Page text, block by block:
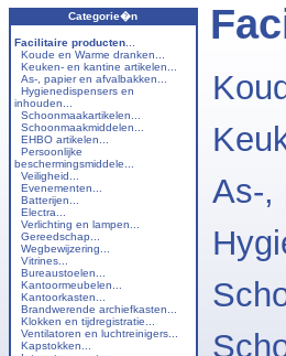
Categorie�n
Facilitaire producten
Koude en Warme dranken...
Keuken- en kantine artikelen...
As-, papier en afvalbakken...
Hygienedispensers en
inhouden...
Schoonmaakartikelen...
Schoonmaakmiddelen...
EHBO artikelen...
Persoonlijke
beschermingsmiddele...
Veiligheid...
Evenementen...
Batterijen...
Electra...
Verlichting en lampen...
Gereedschap...
Wegbewijzering...
Vitrines...
Bureaustoelen...
Kantoormeubelen...
Kantoorkasten...
Brandwerende archiefkasten...
Klokken en tijdregistratie...
Ventilatoren en luchtreinigers...
Kapstokken...
As-,